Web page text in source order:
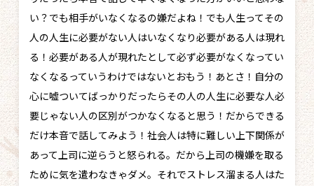
い？でも相手がいなくなるの嫌だよね！でも人生ってその
人の人生に必要がない人はいなくなり必要がある人は現れ
る！必要がある人が現れたとして必ず必要がなくなってい
なくなるっていうわけではないとおもう！あとさ！自分の
心に嘘ついてばっかりだったらその人の人生に必要な人必
要じゃない人の区別がつかなくなると思う！だからできる
だけ本音で話してみよう！社会人は特に難しい上下関係が
あって上司に逆らうと怒られる。だから上司の機嫌を取る
ために気を遣わなきゃダメ。それでストレス溜まる人はた